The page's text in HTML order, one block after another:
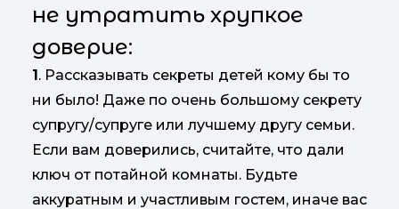
не утратить хрупкое
доверие:
1. Рассказывать секреты детей кому бы то
ни было! Даже по очень большому секрету
супругу/супруге или лучшему другу семьи.
Если вам доверились, считайте, что дали
ключ от потайной комнаты. Будьте
аккуратным и участливым гостем, иначе вас